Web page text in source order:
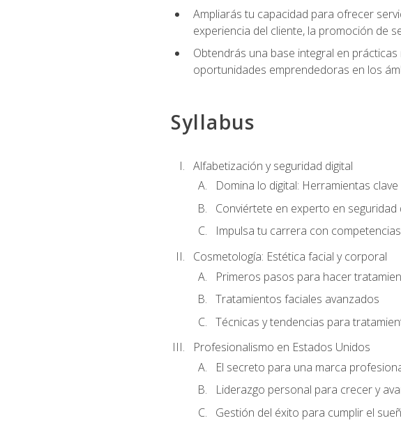
Ampliarás tu capacidad para ofrecer
experiencia del cliente, la promoción de
Obtendrás una base integral en
oportunidades emprendedoras en los
Syllabus
Alfabetización y seguridad digital
Domina lo digital: Herramientas
Conviértete en experto en seguridad
Impulsa tu carrera con
Cosmetología: Estética facial y corporal
Primeros pasos para hacer
Tratamientos faciales avanzados
Técnicas y tendencias para
Profesionalismo en Estados Unidos
El secreto para una marca
Liderazgo personal para crecer y
Gestión del éxito para cumplir el